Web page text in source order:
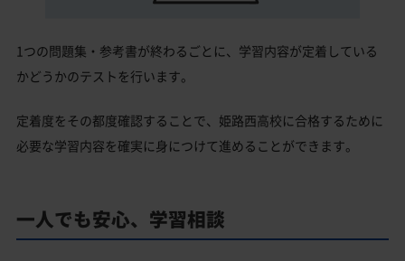
1つの問題集・参考書が終わるごとに、学習内容が定着している
かどうかのテストを行います。
定着度をその都度確認することで、姫路西高校に合格するために
必要な学習内容を確実に身につけて進めることができます。
一人でも安心、学習相談